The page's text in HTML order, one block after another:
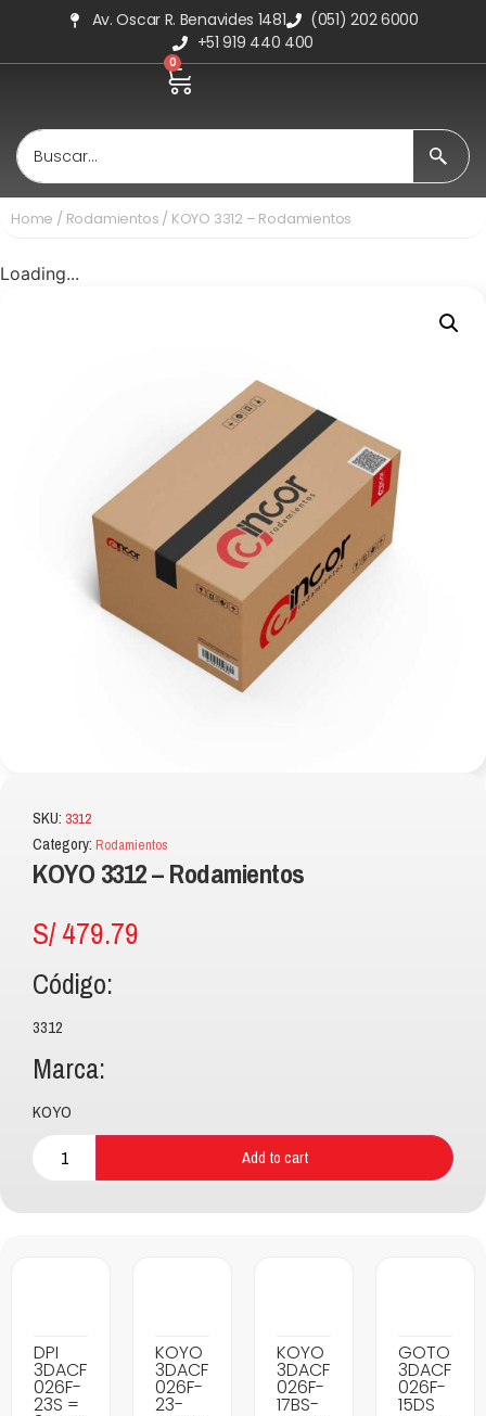
Av. Oscar R. Benavides 1481
(051) 202 6000
+51 919 440 400
0
Home / Rodamientos / KOYO 3312 – Rodamientos
Loading...
SKU: 3312
Category: Rodamientos
KOYO 3312 – Rodamientos
S/479.79
Código:
3312
Marca:
KOYO
Add to cart
DPI
3DACF
026F-
23S =
KOYO
3DACF
026F-
23-
KOYO
3DACF
026F-
17BS-
GOTO
3DACF
026F-
15DS